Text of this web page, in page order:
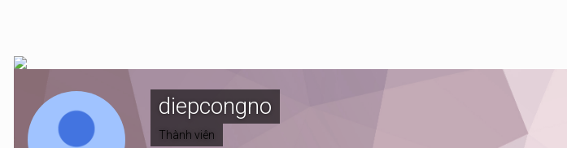
diepcongno
Thành viên